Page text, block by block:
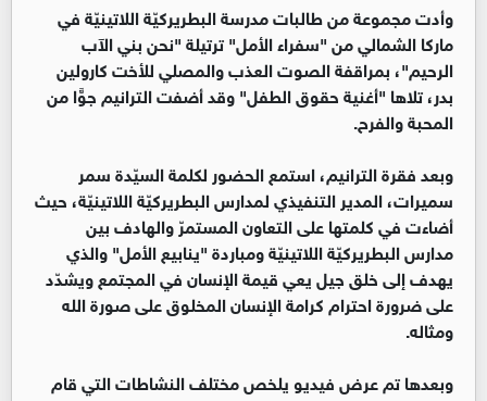
وأدت مجموعة من طالبات مدرسة البطريركيّة اللاتينيّة في
ماركا الشمالي من "سفراء الأمل" ترتيلة "نحن بني الآب
الرحيم"، بمراقفة الصوت العذب والمصلي للأخت كارولين
بدر، تلاها "أغنية حقوق الطفل" وقد أضفت الترانيم جوًّا من
المحبة والفرح.
وبعد فقرة الترانيم، استمع الحضور لكلمة السيّدة سمر
سميرات، المدير التنفيذي لمدارس البطريركيّة اللاتينيّة، حيث
أضاءت في كلمتها على التعاون المستمرّ والهادف بين
مدارس البطريركيّة اللاتينيّة ومباردة "ينابيع الأمل" والذي
يهدف إلى خلق جيل يعي قيمة الإنسان في المجتمع ويشدّد
على ضرورة احترام كرامة الإنسان المخلوق على صورة الله
ومثاله.
وبعدها تم عرض فيديو يلخص مختلف النشاطات التي قام